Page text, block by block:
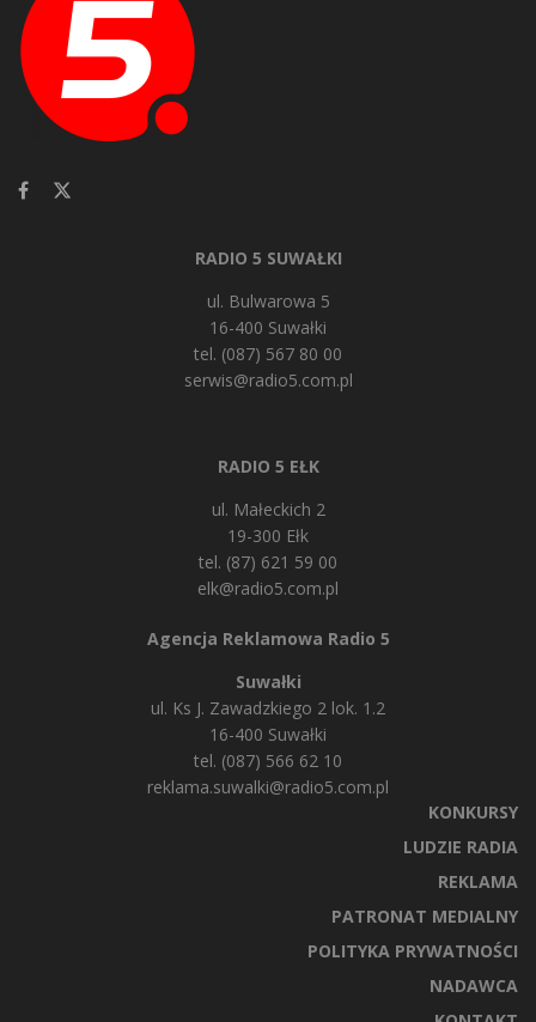
RADIO 5 SUWAŁKI
ul. Bulwarowa 5
16-400 Suwałki
tel. (087) 567 80 00
serwis@radio5.com.pl
RADIO 5 EŁK
ul. Małeckich 2
19-300 Ełk
tel. (87) 621 59 00
elk@radio5.com.pl
Agencja Reklamowa Radio 5
Suwałki
ul. Ks J. Zawadzkiego 2 lok. 1.2
16-400 Suwałki
tel. (087) 566 62 10
reklama.suwalki@radio5.com.pl
KONKURSY
LUDZIE RADIA
REKLAMA
PATRONAT MEDIALNY
POLITYKA PRYWATNOŚCI
NADAWCA